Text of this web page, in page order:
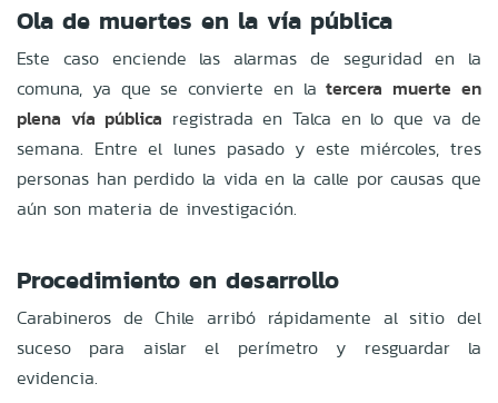
Ola de muertes en la vía pública
Este caso enciende las alarmas de seguridad en la
comuna, ya que se convierte en latercera muerte en
plena vía pública registrada en Talca en lo que va de
semana. Entre el lunes pasado y este miércoles, tres
personas han perdido la vida en la calle por causas que
aún son materia de investigación.
Procedimiento en desarrollo
Carabineros de Chile arribó rápidamente al sitio del
suceso para aislar el perímetro y resguardar la
evidencia.